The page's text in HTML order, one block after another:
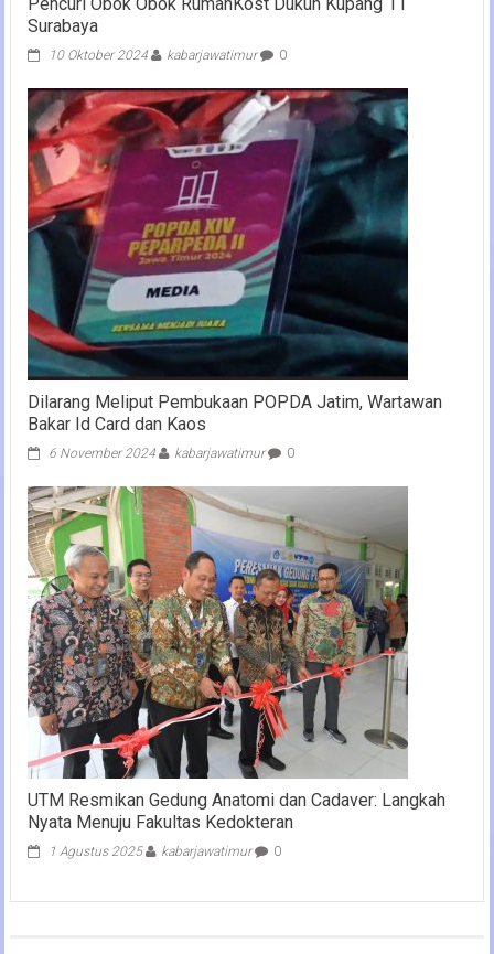
Surabaya
10 Oktober 2024 kabarjawatimur 0
Dilarang Meliput Pembukaan POPDA Jatim, Wartawan
Bakar Id Card dan Kaos
6 November 2024 kabarjawatimur 0
UTM Resmikan Gedung Anatomi dan Cadaver: Langkah
Nyata Menuju Fakultas Kedokteran
1 Agustus 2025 kabarjawatimur 0